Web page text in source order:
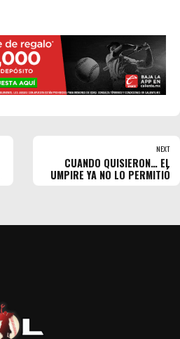
NEXT
CUANDO QUISIERON… EL
UMPIRE YA NO LO PERMITIÓ